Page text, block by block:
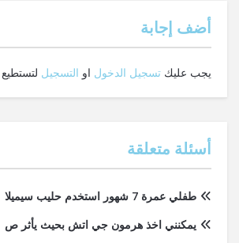
‫أضف إجابة
يجب عليك تسجيل الدخول او التسجيل
أسئلة متعلقة
طفلي عمرة 7 شهور استخدم حليب سيميلا
يمكنني اخذ هرمون جي اتش بحيث يأثر ص